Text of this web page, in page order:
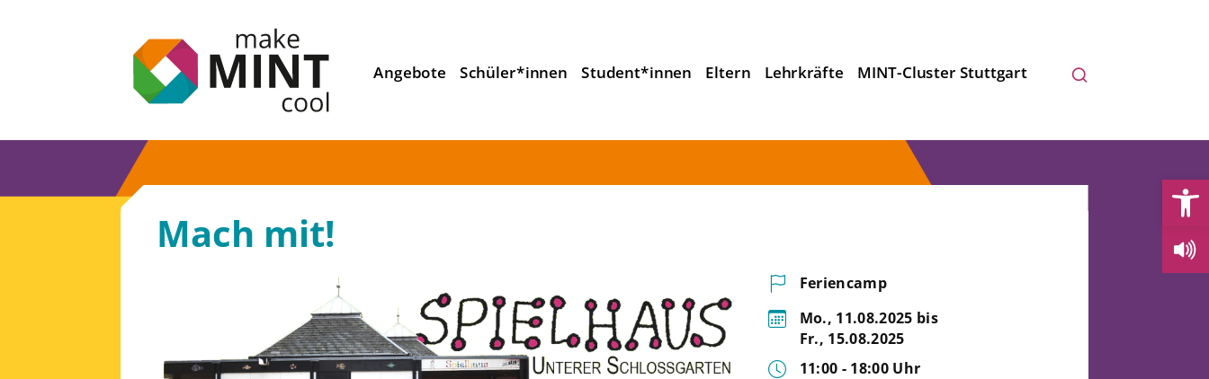
Angebote Schüler*innen Student*innen Eltern Lehrkräfte MINT-Cluster Stuttgart
Mach mit!
Feriencamp
Mo., 11.08.2025 bis
Fr., 15.08.2025
11:00 - 18:00 Uhr